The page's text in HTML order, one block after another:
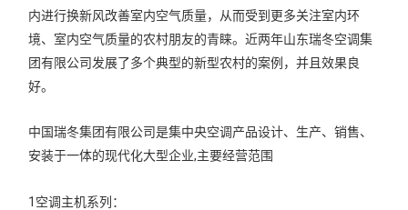
内进行换新风改善室内空气质量，从而受到更多关注室内环
境、室内空气质量的农村朋友的青睐。近两年山东瑞冬空调集
团有限公司发展了多个典型的新型农村的案例，并且效果良
好。
中国瑞冬集团有限公司是集中央空调产品设计、生产、销售、
安装于一体的现代化大型企业,主要经营范围
1空调主机系列：